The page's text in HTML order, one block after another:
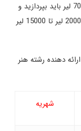
رشته هنر سالانه چیزی حدود 1000 الی 7000 لیر باید بپردازید و
برای دانشگاه های خصوصی این هزینه از 2000 لیر تا 15000 لیر
دهنده رشته هنر
شهریه